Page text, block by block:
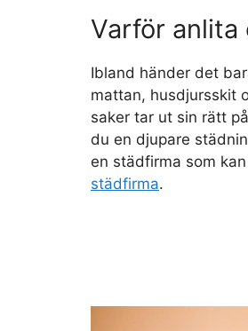
Varför anlita
Ibland händer det
mattan, husdjursskit
saker tar ut sin rätt
du en djupare
en städfirma som
städfirma.